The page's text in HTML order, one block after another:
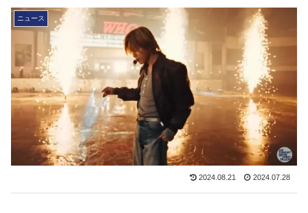
ニュース
2024.08.21 2024.07.28